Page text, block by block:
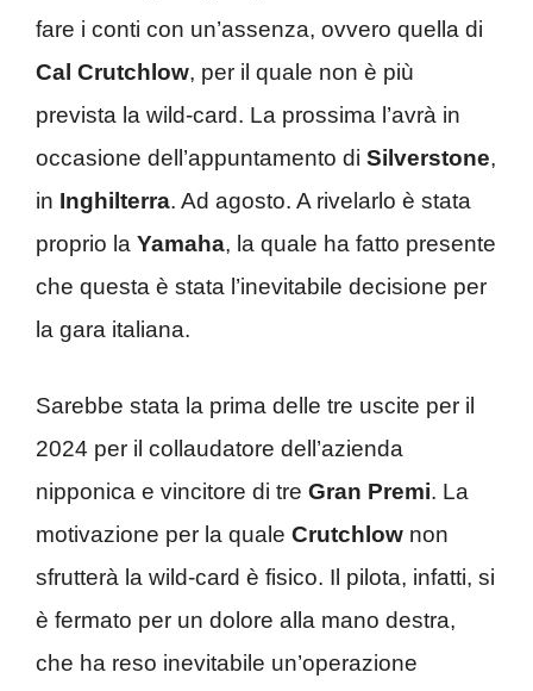
fare i conti con un’assenza, ovvero quella di
Cal Crutchlow, per il quale non è più
prevista la wild-card. La prossima l’avrà in
occasione dell’appuntamento di Silverstone,
in Inghilterra. Ad agosto. A rivelarlo è stata
proprio la Yamaha, la quale ha fatto presente
che questa è stata l’inevitabile decisione per
la gara italiana.
Sarebbe stata la prima delle tre uscite per il
2024 per il collaudatore dell’azienda
nipponica e vincitore di tre Gran Premi. La
motivazione per la quale Crutchlow non
sfrutterà la wild-card è fisico. Il pilota, infatti, si
è fermato per un dolore alla mano destra,
che ha reso inevitabile un’operazione